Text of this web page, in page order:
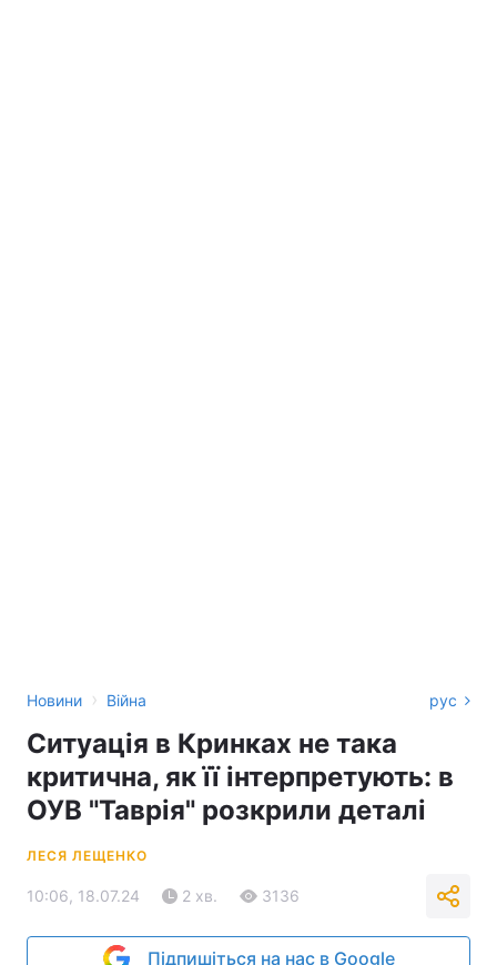
Новини › Війна рус
Ситуація в Кринках не така
критична, як її інтерпретують: в
ОУВ "Таврія" розкрили деталі
ЛЕСЯ ЛЕЩЕНКО
10:06, 18.07.24 2 хв. 3136
Підпишіться на нас в Google